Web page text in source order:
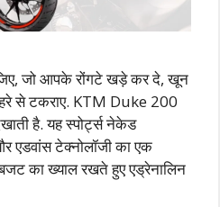
जो आपके रोंगटे खड़े कर दे, खून
से टकराए. KTM Duke 200
है. यह स्पोर्ट्स नेकेड
एडवांस टेक्नोलॉजी का एक
का ख्याल रखते हुए एड्रेनालिन